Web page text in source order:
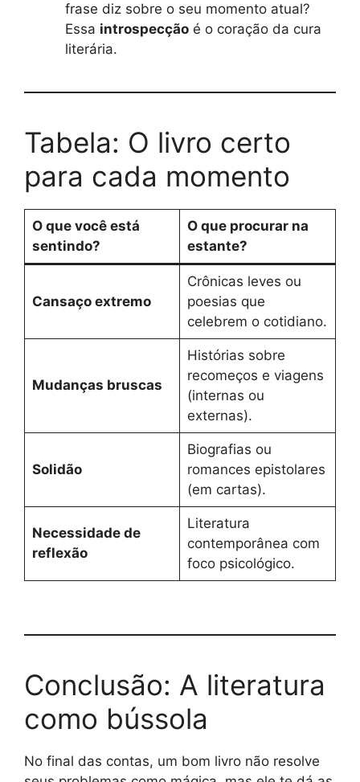
frase diz sobre o seu momento atual?
Essa introspecção é o coração da cura
literária.
Tabela: O livro certo
para cada momento
O que você está
sentindo?
O que procurar na
estante?
Cansaço extremo
Crônicas leves ou
poesias que
celebrem o cotidiano.
Mudanças bruscas
Histórias sobre
recomeços e viagens
(internas ou
externas).
Solidão
Biografias ou
romances epistolares
(em cartas).
Necessidade de
reflexão
Literatura
contemporânea com
foco psicológico.
Conclusão: A literatura
como bússola
No final das contas, um bom livro não resolve